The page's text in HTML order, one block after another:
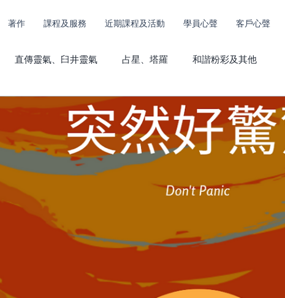
著作 課程及服務 近期課程及活動 學員心聲 客戶心聲
直傳靈氣、臼井靈氣 占星、塔羅 和諧粉彩及其他
動物傳心及其他服務捐款 動物傳心心聲 直傳靈氣心聲